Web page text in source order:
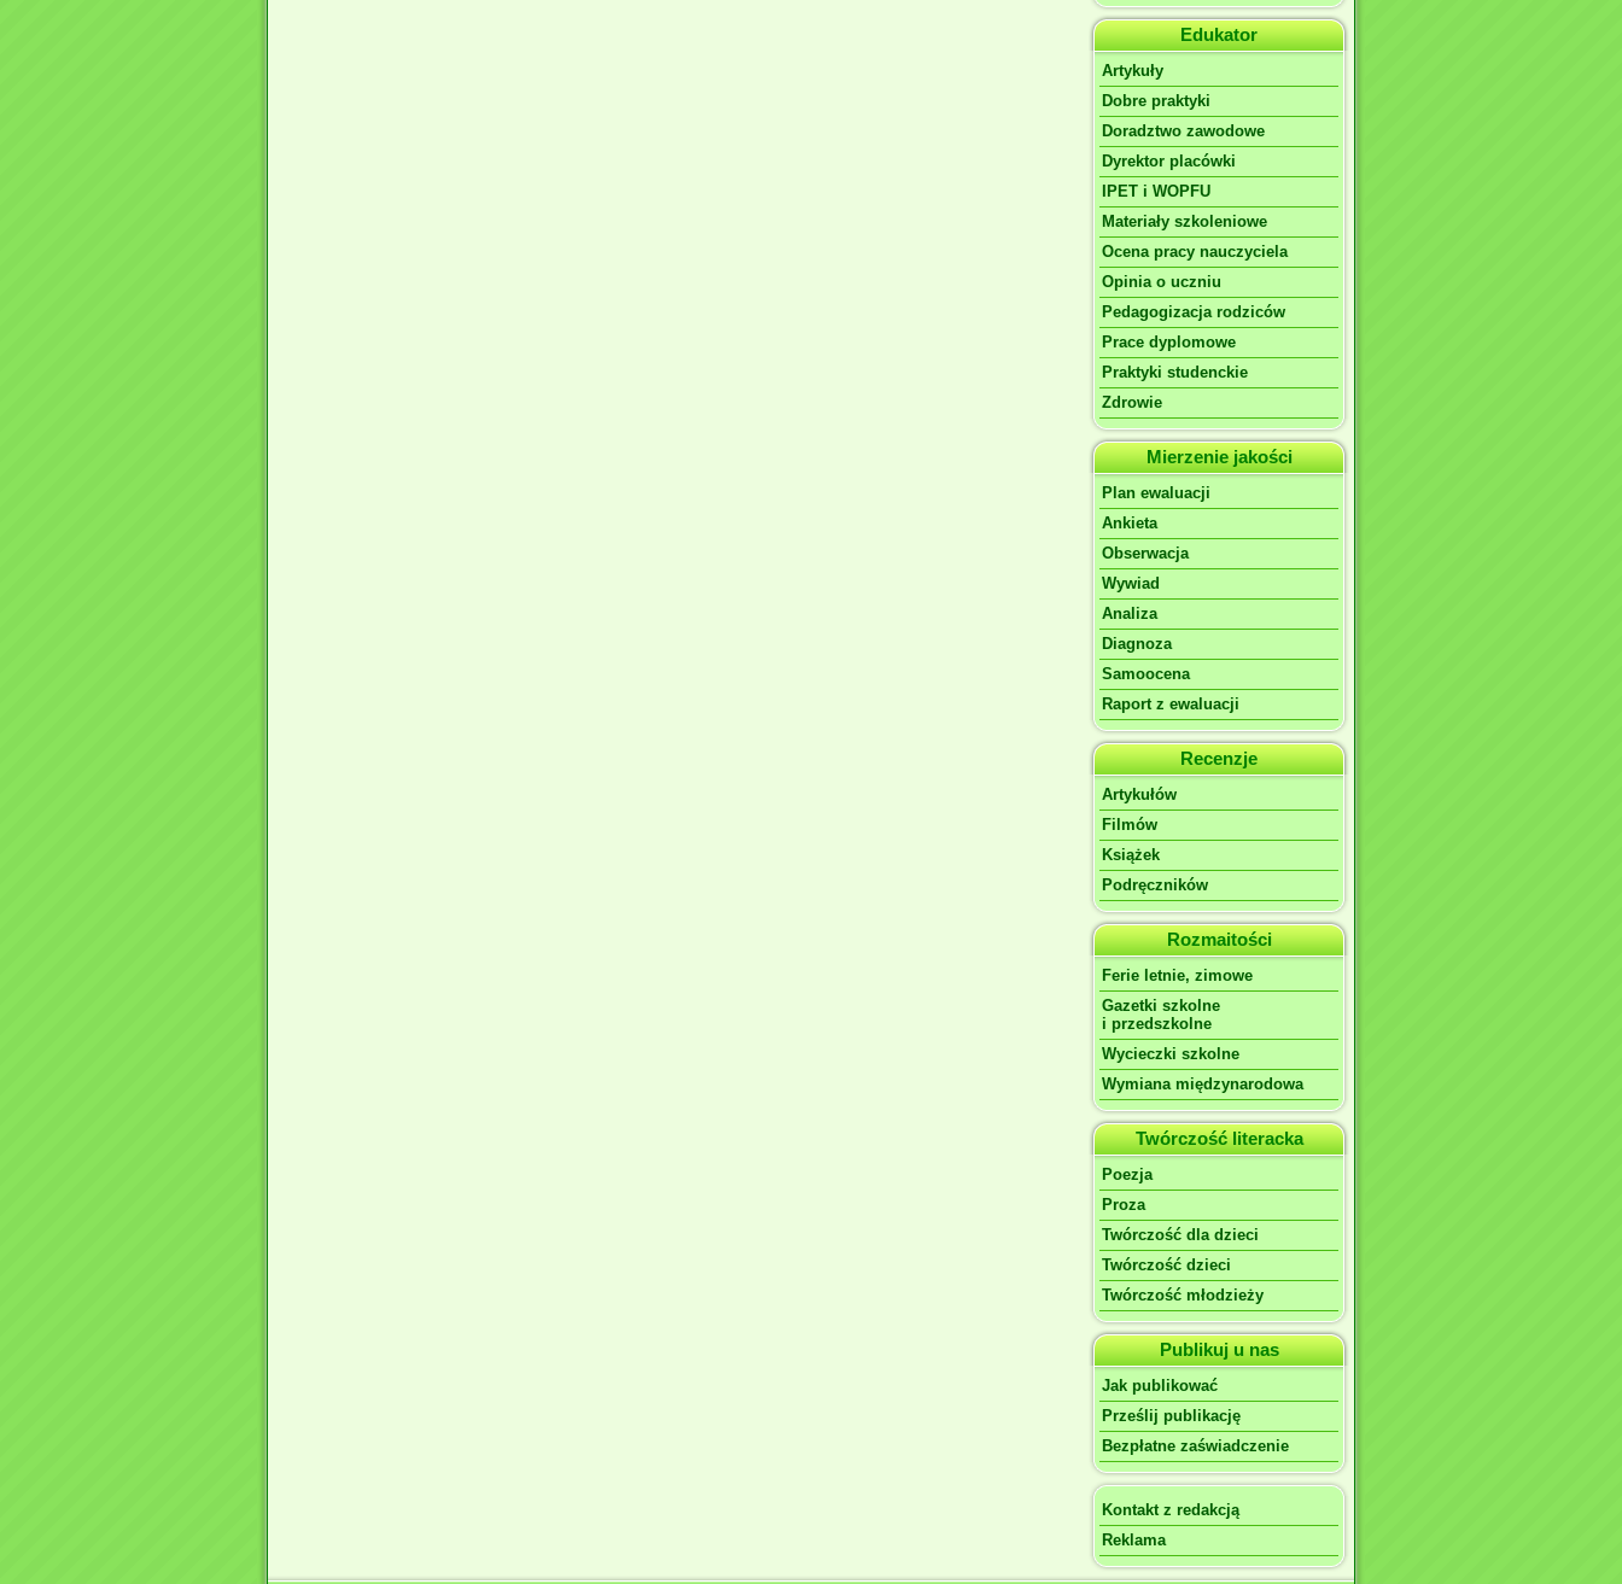
Edukator
Artykuły
Dobre praktyki
Doradztwo zawodowe
Dyrektor placówki
IPET i WOPFU
Materiały szkoleniowe
Ocena pracy nauczyciela
Opinia o uczniu
Pedagogizacja rodziców
Prace dyplomowe
Praktyki studenckie
Zdrowie
Mierzenie jakości
Plan ewaluacji
Ankieta
Obserwacja
Wywiad
Analiza
Diagnoza
Samoocena
Raport z ewaluacji
Recenzje
Artykułów
Filmów
Książek
Podręczników
Rozmaitości
Ferie letnie, zimowe
Gazetki szkolne
i przedszkolne
Wycieczki szkolne
Wymiana międzynarodowa
Twórczość literacka
Poezja
Proza
Twórczość dla dzieci
Twórczość dzieci
Twórczość młodzieży
Publikuj u nas
Jak publikować
Prześlij publikację
Bezpłatne zaświadczenie
Kontakt z redakcją
Reklama